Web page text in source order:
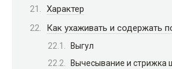
Характер
Как ухаживать и содержать
Выгул
Вычесывание и стрижка